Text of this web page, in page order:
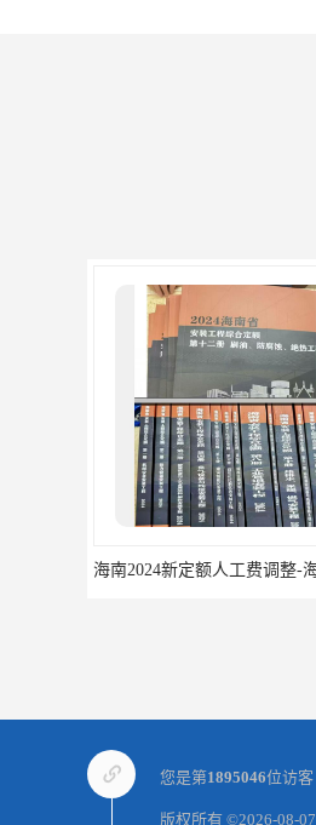
您是第1895046位访客
版权所有 ©2026-08-07